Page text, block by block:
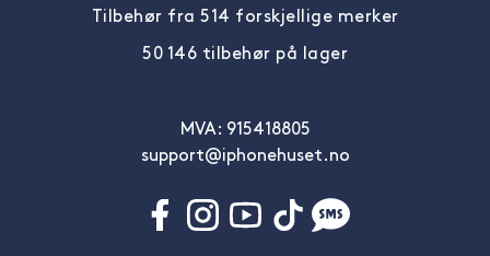
Tilbehør fra 514 forskjellige merker
50 146 tilbehør på lager
MVA: 915418805
support@iphonehuset.no